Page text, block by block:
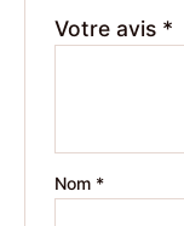
Votre avis *
Nom *